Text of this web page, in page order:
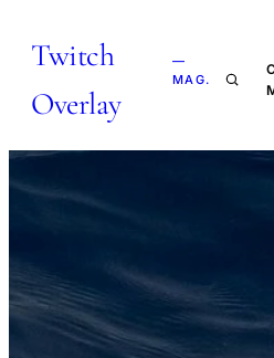
Twitch
Overlay
—
MAG.